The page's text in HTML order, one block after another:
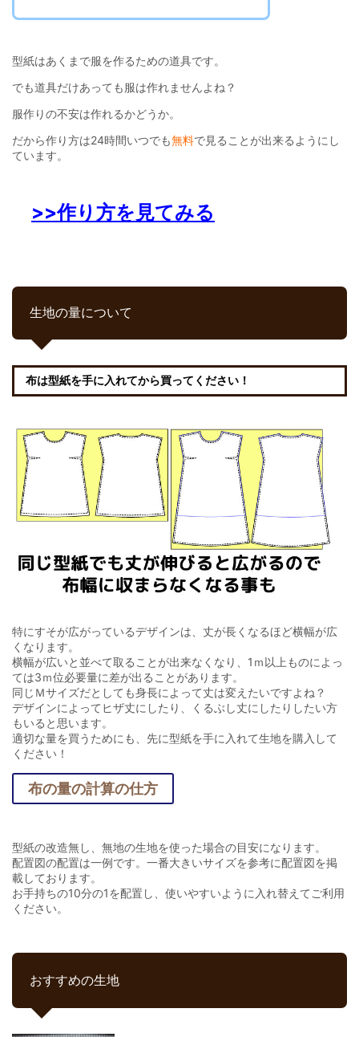
型紙はあくまで服を作るための道具です。
でも道具だけあっても服は作れませんよね？
服作りの不安は作れるかどうか。
だから作り方は24時間いつでも無料で見ることが出来るようにし
ています。
>>作り方を見てみる
生地の量について
布は型紙を手に入れてから買ってください！
特にすそが広がっているデザインは、丈が長くなるほど横幅が広
くなります。
横幅が広いと並べて取ることが出来なくなり、1ｍ以上ものによっ
ては3ｍ位必要量に差が出ることがあります。
同じＭサイズだとしても身長によって丈は変えたいですよね？
デザインによってヒザ丈にしたり、くるぶし丈にしたりしたい方
もいると思います。
適切な量を買うためにも、先に型紙を手に入れて生地を購入して
ください！
布の量の計算の仕方
型紙の改造無し、無地の生地を使った場合の目安になります。
配置図の配置は一例です。一番大きいサイズを参考に配置図を掲
載しております。
お手持ちの10分の1を配置し、使いやすいように入れ替えてご利用
ください。
おすすめの生地